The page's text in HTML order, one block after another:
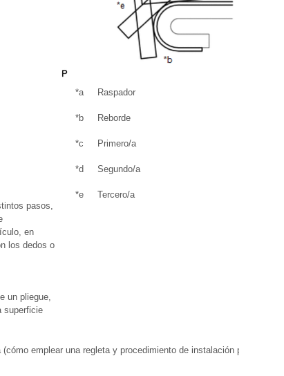
pasos,
en
los dedos o
un pliegue,
superficie
*a Raspador
*b Reborde
*c Primero/a
*d Segundo/a
*e Tercero/a
emplear una regleta y procedimiento de instalación para